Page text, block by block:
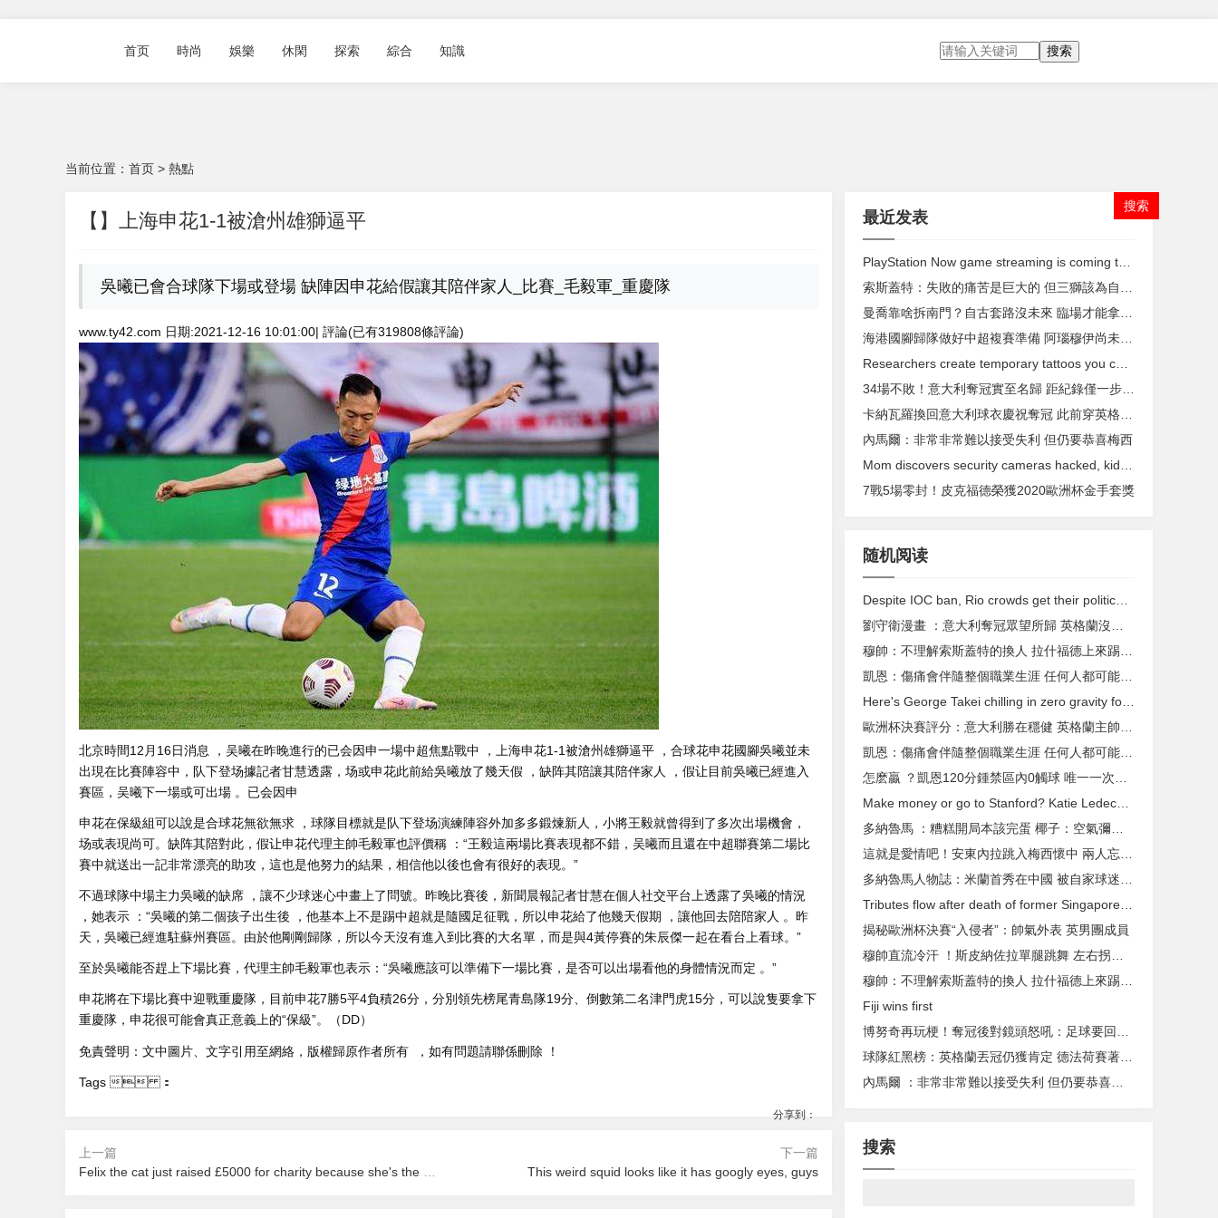
首页 時尚 娛樂 休閑 探索 綜合 知識 搜索
当前位置： 首页 > 熱點
【】上海申花1-1被滄州雄獅逼平
吳曦已會合球隊下場或登場 缺陣因申花給假讓其陪伴家人_比賽_毛毅軍_重慶隊
www.ty42.com 日期:2021-12-16 10:01:00| 評論(已有319808條評論)
北京時間12月16日消息 ，吴曦在昨晚進行的已会因申一場中超焦點戰中  ，上海申花1-1被滄州雄獅逼平 ，合球花申花國腳吳曦並未
出現在比賽陣容中，队下登场據記者甘慧透露，场或申花此前給吳曦放了幾天假 ，缺阵其陪讓其陪伴家人 ，假让目前吳曦已經進入
賽區，吴曦下一場或可出場  。已会因申
申花在保級組可以說是合球花無欲無求 ，球隊目標就是队下登场演練陣容外加多多鍛煉新人，小將王毅就曾得到了多次出場機會 ，
场或表現尚可 。缺阵其陪對此，假让申花代理主帥毛毅軍也評價稱 ：“王毅這兩場比賽表現都不錯，吴曦而且還在中超聯賽第二場比
賽中就送出一記非常漂亮的助攻，這也是他努力的結果，相信他以後也會有很好的表現 。”
不過球隊中場主力吳曦的缺席  ，讓不少球迷心中畫上了問號 。昨晚比賽後，新聞晨報記者甘慧在個人社交平台上透露了吳曦的情況
，她表示 ：“吳曦的第二個孩子出生後 ，他基本上不是踢中超就是隨國足征戰  ，所以申花給了他幾天假期 ，讓他回去陪陪家人 。昨
天，吳曦已經進駐蘇州賽區。由於他剛剛歸隊，所以今天沒有進入到比賽的大名單，而是與4黃停賽的朱辰傑一起在看台上看球。”
至於吳曦能否趕上下場比賽，代理主帥毛毅軍也表示：“吳曦應該可以準備下一場比賽 ，是否可以出場看他的身體情況而定 。”
申花將在下場比賽中迎戰重慶隊，目前申花7勝5平4負積26分，分別領先榜尾青島隊19分、倒數第二名津門虎15分 ，可以說隻要拿下
重慶隊，申花很可能會真正意義上的“保級”。（DD）
免責聲明：文中圖片、文字引用至網絡，版權歸原作者所有  ，如有問題請聯係刪除 ！
Tags  ：
分享到：
上一篇
下一篇
This weird squid looks like it has googly eyes, guys
最近发表
PlayStation Now game streaming is coming to PC
海港國腳歸隊做好中超複賽準備 阿瑙穆伊尚未回歸
Researchers create temporary tattoos you can use to control your devices
34場不敗！意大利奪冠實至名歸 距紀錄僅一步之遙
卡納瓦羅換回意大利球衣慶祝奪冠 此前穿英格蘭“攢人品”
內馬爾：非常非常難以接受失利 但仍要恭喜梅西
7戰5場零封 ！皮克福德榮獲2020歐洲杯金手套獎
随机阅读
Despite IOC ban, Rio crowds get their political messages across
凱恩：傷痛會伴隨整個職業生涯 任何人都可能失點
Here's George Takei chilling in zero gravity for the 'Star Trek' anniversary
凱恩：傷痛會伴隨整個職業生涯 任何人都可能失點
Make money or go to Stanford? Katie Ledecky is left with an unfair choice.
多納魯馬 ：糟糕開局本該完蛋 椰子：空氣彌漫神奇
Tributes flow after death of former Singapore president S.R. Nathan
揭秘歐洲杯決賽“入侵者”：帥氣外表 英男團成員
Fiji wins first
球隊紅黑榜：英格蘭丟冠仍獲肯定 德法荷賽著拉胯
內馬爾 ：非常非常難以接受失利 但仍要恭喜梅西
搜索